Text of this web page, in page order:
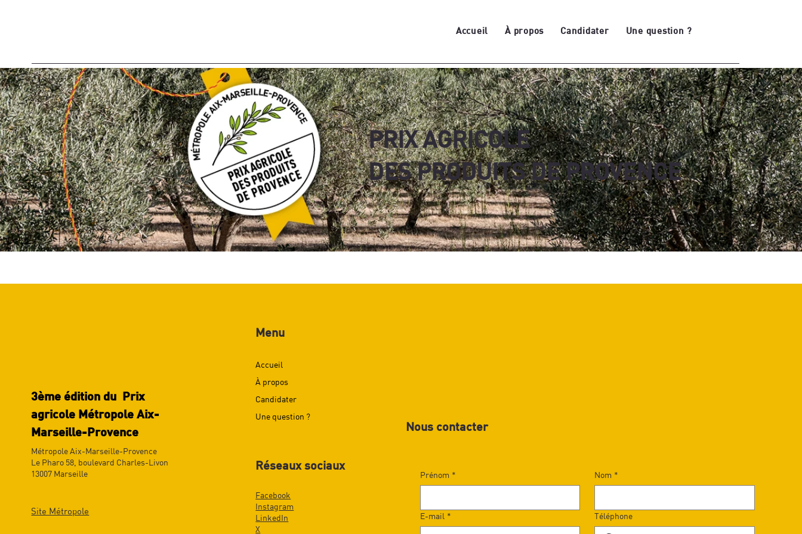
Accueil À propos Candidater Une question ?
PRIX AGRICOLE
DES PRODUITS DE PROVENCE
3ème édition du Prix
agricole Métropole Aix-
Marseille-Provence
Métropole Aix-Marseille-Provence
Le Pharo 58, boulevard Charles-Livon
13007 Marseille
Site Métropole
Facebook
Instagram
LinkedIn
X
Réseaux sociaux
Accueil
À propos
Candidater
Une question ?
Menu
Prénom * Nom *
E-mail * Téléphone
Nous contacter